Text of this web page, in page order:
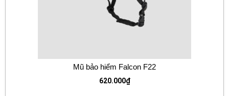
Mũ bảo hiểm Falcon F22
620.000₫